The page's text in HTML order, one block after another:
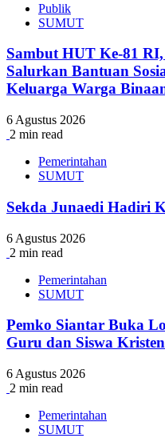
Publik
SUMUT
Sambut HUT Ke-81
Salurkan Bantuan
Keluarga Warga
6 Agustus 2026
2 min read
Pemerintahan
SUMUT
Sekda Junaedi Hadiri
6 Agustus 2026
2 min read
Pemerintahan
SUMUT
Pemko Siantar Buka
Guru dan Siswa Kristen
6 Agustus 2026
2 min read
Pemerintahan
SUMUT